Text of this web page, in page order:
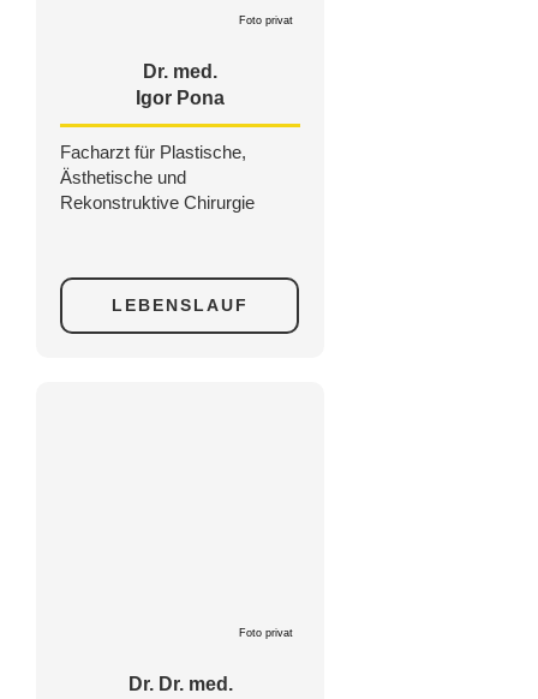
Foto privat
Dr. med.
Igor Pona
Facharzt für Plastische,
Ästhetische und
Rekonstruktive Chirurgie
LEBENSLAUF
Foto privat
Dr. Dr. med.